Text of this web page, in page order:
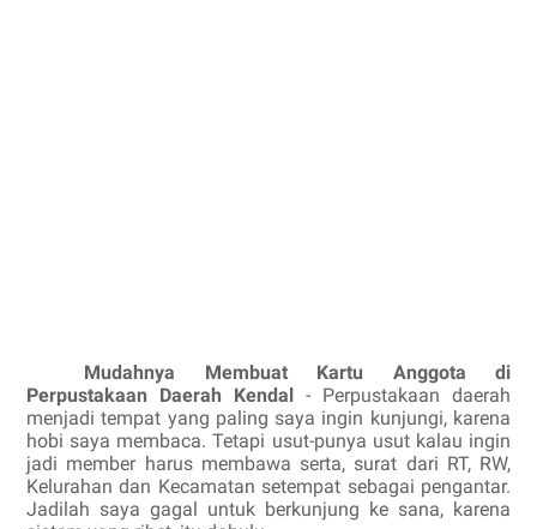
Mudahnya Membuat Kartu Anggota di
Perpustakaan Daerah Kendal - Perpustakaan daerah
menjadi tempat yang paling saya ingin kunjungi, karena
hobi saya membaca. Tetapi usut-punya usut kalau ingin
jadi member harus membawa serta, surat dari RT, RW,
Kelurahan dan Kecamatan setempat sebagai pengantar.
Jadilah saya gagal untuk berkunjung ke sana, karena